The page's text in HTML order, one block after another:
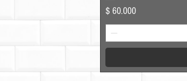
Precio
$ 60.000